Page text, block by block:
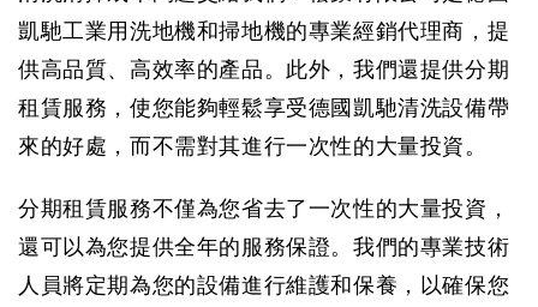
凱馳工業用洗地機和掃地機的專業經銷代理商，提
供高品質、高效率的產品。此外，我們還提供分期
租賃服務，使您能夠輕鬆享受德國凱馳清洗設備帶
來的好處，而不需對其進行一次性的大量投資。
分期租賃服務不僅為您省去了一次性的大量投資，
還可以為您提供全年的服務保證。我們的專業技術
人員將定期為您的設備進行維護和保養，以確保您